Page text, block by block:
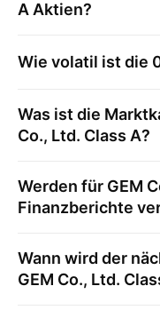
A Aktien?
Wie volatil ist die
Was ist die
Co., Ltd. Class A?
Werden für GEM
Finanzberichte
Wann wird der
GEM Co., Ltd.